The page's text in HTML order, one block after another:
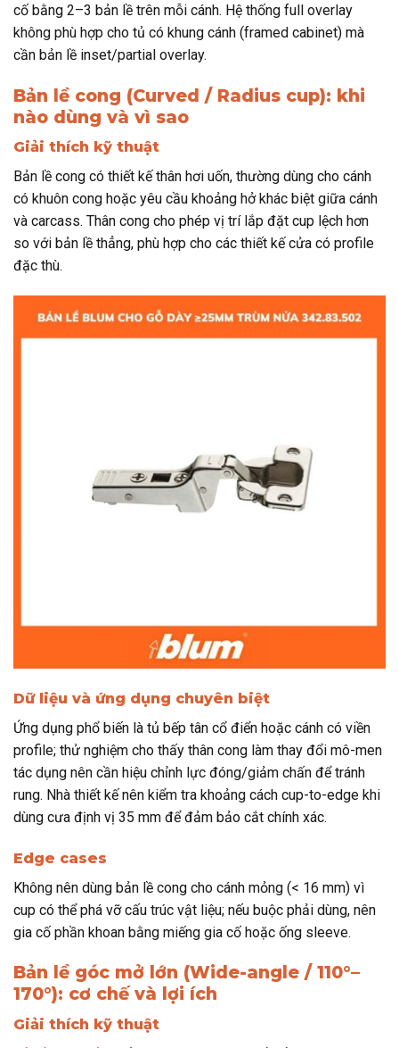
cố bằng 2–3 bản lề trên mỗi cánh. Hệ thống full overlay
không phù hợp cho tủ có khung cánh (framed cabinet) mà
cần bản lề inset/partial overlay.
Bản lề cong (Curved / Radius cup): khi
nào dùng và vì sao
Giải thích kỹ thuật
Bản lề cong có thiết kế thân hơi uốn, thường dùng cho cánh
có khuôn cong hoặc yêu cầu khoảng hở khác biệt giữa cánh
và carcass. Thân cong cho phép vị trí lắp đặt cup lệch hơn
so với bản lề thẳng, phù hợp cho các thiết kế cửa có profile
đặc thù.
Dữ liệu và ứng dụng chuyên biệt
Ứng dụng phổ biến là tủ bếp tân cổ điển hoặc cánh có viền
profile; thử nghiệm cho thấy thân cong làm thay đổi mô-men
tác dụng nên cần hiệu chỉnh lực đóng/giảm chấn để tránh
rung. Nhà thiết kế nên kiểm tra khoảng cách cup-to-edge khi
dùng cưa định vị 35 mm để đảm bảo cắt chính xác.
Edge cases
Không nên dùng bản lề cong cho cánh mỏng (< 16 mm) vì
cup có thể phá vỡ cấu trúc vật liệu; nếu buộc phải dùng, nên
gia cố phần khoan bằng miếng gia cố hoặc ống sleeve.
Bản lề góc mở lớn (Wide-angle / 110°–
170°): cơ chế và lợi ích
Giải thích kỹ thuật